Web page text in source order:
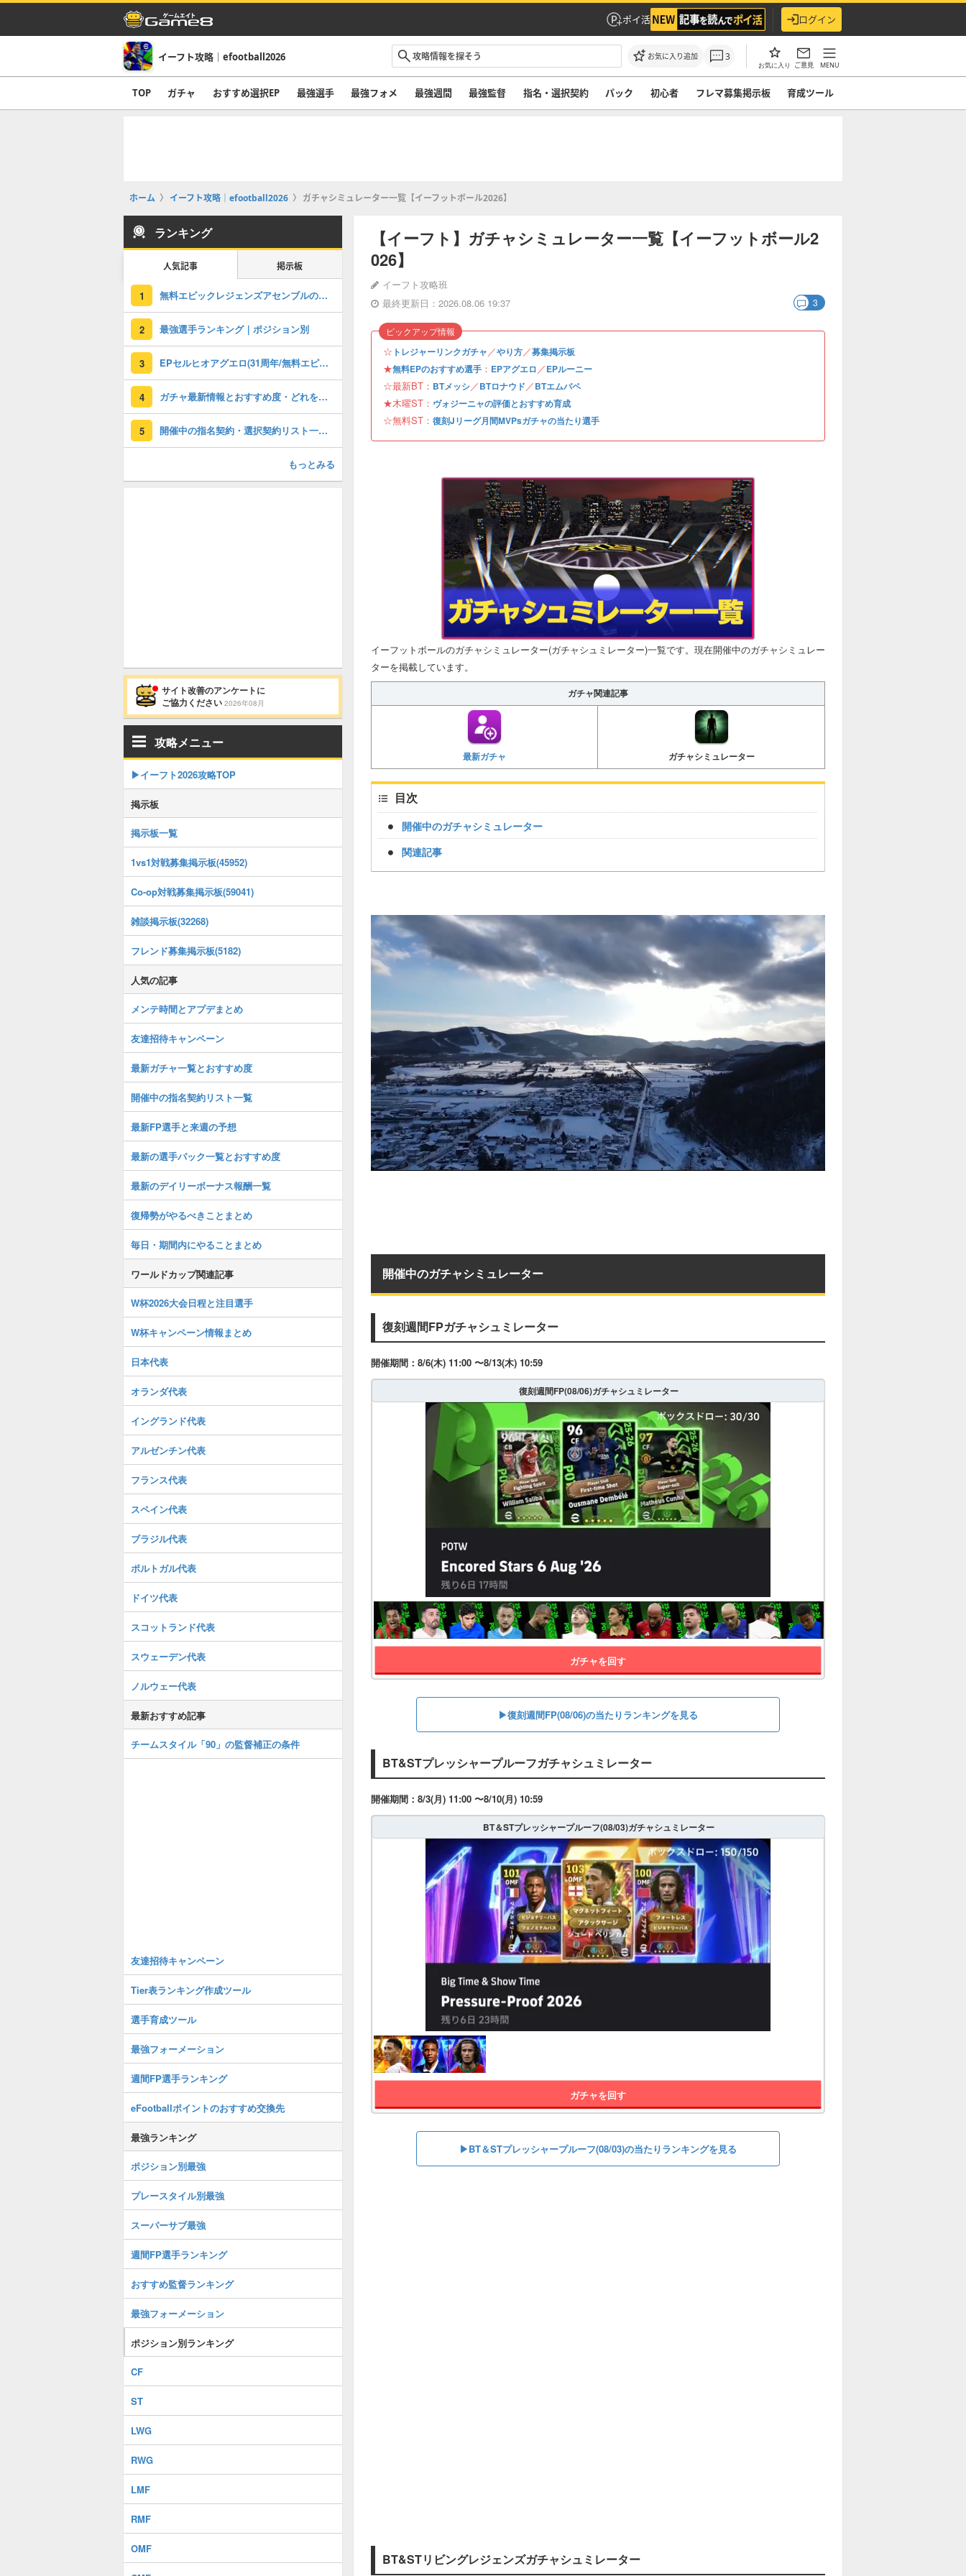
ポイ活 ログイン
イーフト攻略｜efootball2026 お気に入り追加 3
お気に入り ご意見 MENU
TOP ガチャ おすすめ選択EP 最強選手 最強フォメ 最強週間 最強監督 指名・選択契約 パック 初心者 フレマ募集掲示板 育成ツール
ホーム イーフト攻略｜efootball2026 ガチャシミュレーター一覧【イーフットボール2026】
【イーフト】ガチャシミュレーター一覧【イーフットボール2
026】
イーフト攻略班
最終更新日：2026.08.06 19:37
3
☆ トレジャーリンクガチャ／やり方／募集掲示板
★無料EPのおすすめ選手 ： EPアグエロ／EPルーニー
☆最新BT： BTメッシ／BTロナウド／BTエムバペ
★木曜ST： ヴォジーニャの評価とおすすめ育成
☆無料ST： 復刻Jリーグ月間MVPsガチャの当たり選手
ピックアップ情報
イーフットボールのガチャシミュレーター(ガチャシュミレーター)一覧です。現在開催中のガチャシミュレー
ターを掲載しています。
ガチャ関連記事
最新ガチャ ガチャシミュレーター
目次
開催中のガチャシミュレーター
関連記事
開催中のガチャシミュレーター
復刻週間FPガチャシュミレーター
開催期間：8/6(木) 11:00 〜8/13(木) 10:59
復刻週間FP(08/06)ガチャシュミレーター
ガチャを回す
▶︎復刻週間FP(08/06)の当たりランキングを見る
BT&STプレッシャープルーフガチャシュミレーター
開催期間：8/3(月) 11:00 〜8/10(月) 10:59
BT＆STプレッシャープルーフ(08/03)ガチャシュミレーター
ガチャを回す
▶︎BT＆STプレッシャープルーフ(08/03)の当たりランキングを見る
BT&STリビングレジェンズガチャシュミレーター
ランキング
人気記事 掲示板
1 無料エピックレジェンズアセンブルのおすすめ選択(当たり)選手ランキングと引き方
2 最強選手ランキング｜ポジション別
3 EPセルヒオアグエロ(31周年/無料エピック)の評価とおすすめ育成・スキル追加
4 ガチャ最新情報とおすすめ度・どれを引くべき？
5 開催中の指名契約・選択契約リスト一覧とおすすめ獲得選手
もっとみる
サイト改善のアンケートに
ご協力ください 2026年08月
攻略メニュー
▶イーフト2026攻略TOP
掲示板
掲示板一覧
1vs1対戦募集掲示板(45952)
Co-op対戦募集掲示板(59041)
雑談掲示板(32268)
フレンド募集掲示板(5182)
人気の記事
メンテ時間とアプデまとめ
友達招待キャンペーン
最新ガチャ一覧とおすすめ度
開催中の指名契約リスト一覧
最新FP選手と来週の予想
最新の選手パック一覧とおすすめ度
最新のデイリーボーナス報酬一覧
復帰勢がやるべきことまとめ
毎日・期間内にやることまとめ
ワールドカップ関連記事
W杯2026大会日程と注目選手
W杯キャンペーン情報まとめ
日本代表
オランダ代表
イングランド代表
アルゼンチン代表
フランス代表
スペイン代表
ブラジル代表
ポルトガル代表
ドイツ代表
スコットランド代表
スウェーデン代表
ノルウェー代表
最新おすすめ記事
チームスタイル「90」の監督補正の条件
友達招待キャンペーン
Tier表ランキング作成ツール
選手育成ツール
最強フォーメーション
週間FP選手ランキング
eFootballポイントのおすすめ交換先
最強ランキング
ポジション別最強
プレースタイル別最強
スーパーサブ最強
週間FP選手ランキング
おすすめ監督ランキング
最強フォーメーション
ポジション別ランキング
CF
ST
LWG
RWG
LMF
RMF
OMF